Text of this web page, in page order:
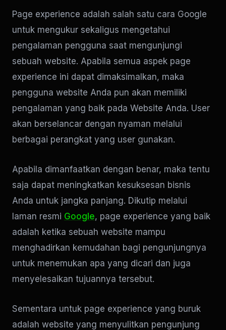
Page experience adalah salah satu cara Google
untuk mengukur sekaligus mengetahui
pengalaman pengguna saat mengunjungi
sebuah website. Apabila semua aspek page
experience ini dapat dimaksimalkan, maka
pengguna website Anda pun akan memiliki
pengalaman yang baik pada Website Anda. User
akan berselancar dengan nyaman melalui
berbagai perangkat yang user gunakan.
Apabila dimanfaatkan dengan benar, maka tentu
saja dapat meningkatkan kesuksesan bisnis
Anda untuk jangka panjang. Dikutip melalui
laman resmi Google, page experience yang baik
adalah ketika sebuah website mampu
menghadirkan kemudahan bagi pengunjungnya
untuk menemukan apa yang dicari dan juga
menyelesaikan tujuannya tersebut.
Sementara untuk page experience yang buruk
adalah website yang menyulitkan pengunjung